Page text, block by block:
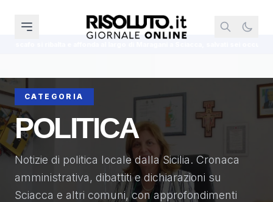
CATEGORIA
POLITICA
Notizie di politica locale dalla Sicilia. Cronaca
amministrativa, dibattiti e dichiarazioni su
Sciacca e altri comuni, con approfondimenti